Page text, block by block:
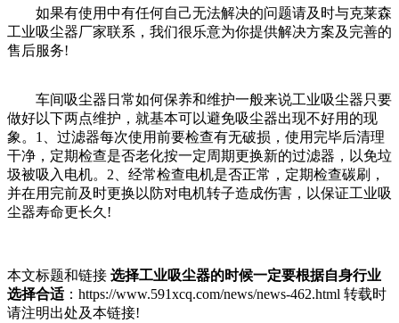
如果有使用中有任何自己无法解决的问题请及时与克莱森
工业吸尘器厂家联系，我们很乐意为你提供解决方案及完善的
售后服务!
车间吸尘器日常如何保养和维护一般来说工业吸尘器只要
做好以下两点维护，就基本可以避免吸尘器出现不好用的现
象。1、过滤器每次使用前要检查有无破损，使用完毕后清理
干净，定期检查是否老化按一定周期更换新的过滤器，以免垃
圾被吸入电机。2、经常检查电机是否正常，定期检查碳刷，
并在用完前及时更换以防对电机转子造成伤害，以保证工业吸
尘器寿命更长久!
本文标题和链接 选择工业吸尘器的时候一定要根据自身行业
选择合适 ：https://www.591xcq.com/news/news-462.html 转载时
请注明出处及本链接!